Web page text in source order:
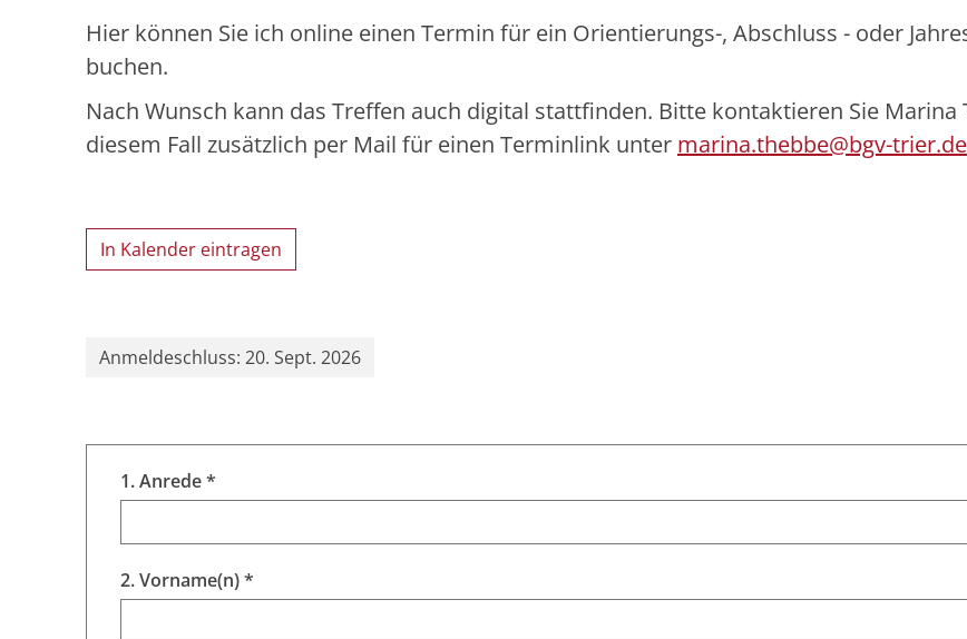
Hier können Sie ich online einen Termin für ein Orientierungs-, Abschluss - oder
buchen.
Nach Wunsch kann das Treffen auch digital stattfinden. Bitte kontaktieren Sie Marina
diesem Fall zusätzlich per Mail für einen Terminlink unter marina.thebbe@bgv-trier.de
In Kalender eintragen
Anmeldeschluss: 20. Sept. 2026
1. Anrede *
2. Vorname(n) *